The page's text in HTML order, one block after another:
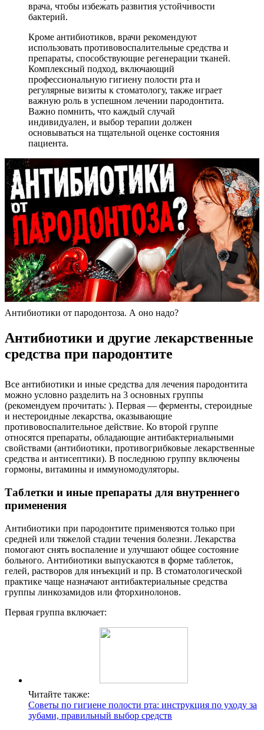
врача, чтобы избежать развития устойчивости
бактерий.
Кроме антибиотиков, врачи рекомендуют
использовать противовоспалительные средства и
препараты, способствующие регенерации тканей.
Комплексный подход, включающий
профессиональную гигиену полости рта и
регулярные визиты к стоматологу, также играет
важную роль в успешном лечении пародонтита.
Важно помнить, что каждый случай
индивидуален, и выбор терапии должен
основываться на тщательной оценке состояния
пациента.
Антибиотики от пародонтоза. А оно надо?
Антибиотики и другие лекарственные
средства при пародонтите
Все антибиотики и иные средства для лечения пародонтита
можно условно разделить на 3 основных группы
(рекомендуем прочитать: ). Первая — ферменты, стероидные
и нестероидные лекарства, оказывающие
противовоспалительное действие. Ко второй группе
относятся препараты, обладающие антибактериальными
свойствами (антибиотики, противогрибковые лекарственные
средства и антисептики). В последнюю группу включены
гормоны, витамины и иммуномодуляторы.
Таблетки и иные препараты для внутреннего
применения
Антибиотики при пародонтите применяются только при
средней или тяжелой стадии течения болезни. Лекарства
помогают снять воспаление и улучшают общее состояние
больного. Антибиотики выпускаются в форме таблеток,
гелей, растворов для инъекций и пр. В стоматологической
практике чаще назначают антибактериальные средства
группы линкозамидов или фторхинолонов.
Первая группа включает:
Читайте также:
Советы по гигиене полости рта: инструкция по уходу за
зубами, правильный выбор средств